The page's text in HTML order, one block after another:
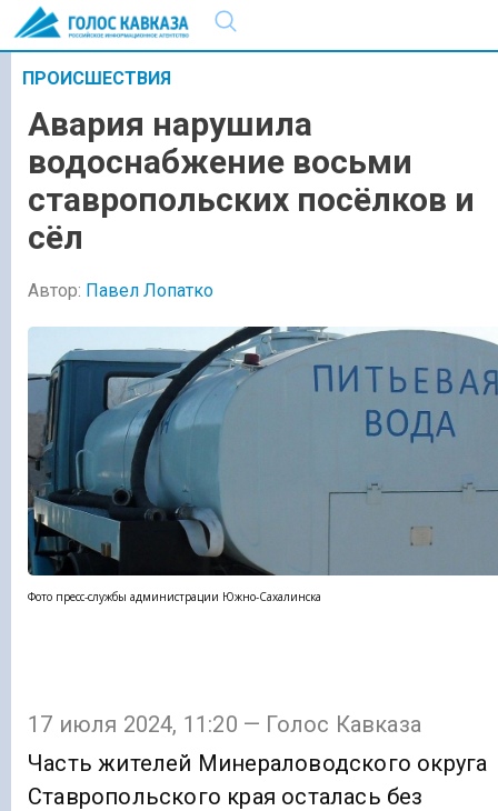
ПРОИСШЕСТВИЯ
Авария нарушила
водоснабжение восьми
ставропольских посёлков и
сёл
Автор: Павел Лопатко
Фото пресс-службы администрации Южно-Сахалинска
17 июля 2024, 11:20 — Голос Кавказа
Часть жителей Минераловодского округа
Ставропольского края осталась без